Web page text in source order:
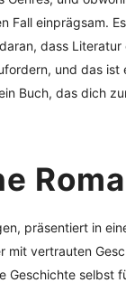
Fall einprägsam.
dass
und das
Buch, das dich
präsentiert in
vertrauten
selbst